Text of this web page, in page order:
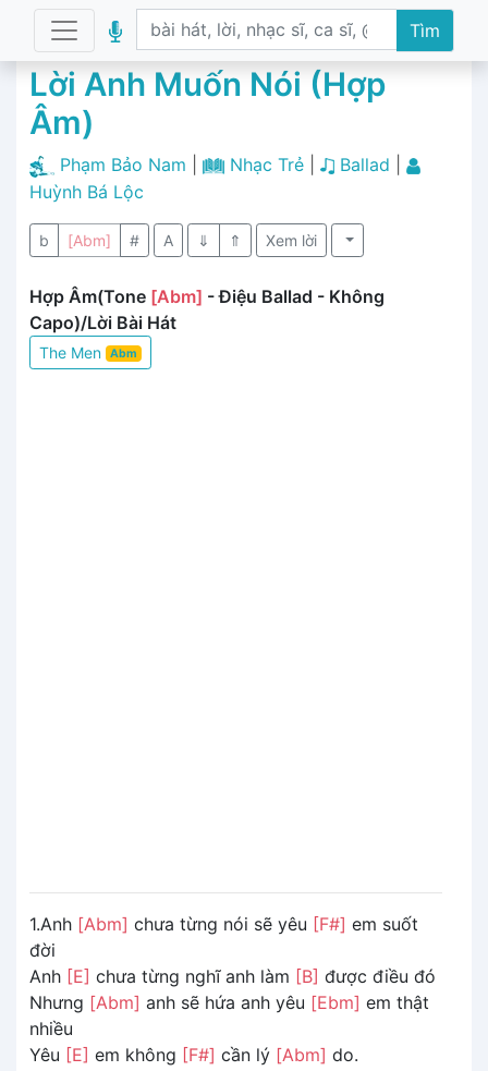
Tìm
Lời Anh Muốn Nói (Hợp
Âm)
Phạm Bảo Nam Nhạc Trẻ| Ballad
Huỳnh Bá Lộc
b [Abm] # A ⇓ ⇑ Xem lời
Hợp Âm(Tone [Abm] - Điệu Ballad - Không
Capo)/Lời Bài Hát
The Men Abm
1.Anh [Abm] chưa từng nói sẽ yêu [F#] em suốt
đời
Anh [E] chưa từng nghĩ anh làm [B] được điều đó
Nhưng [Abm] anh sẽ hứa anh yêu [Ebm] em thật
nhiều
Yêu [E] em không [F#] cần lý [Abm] do.